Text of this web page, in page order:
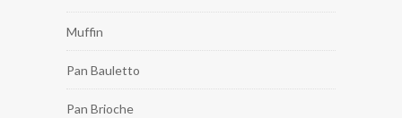
Muffin
Pan Bauletto
Pan Brioche